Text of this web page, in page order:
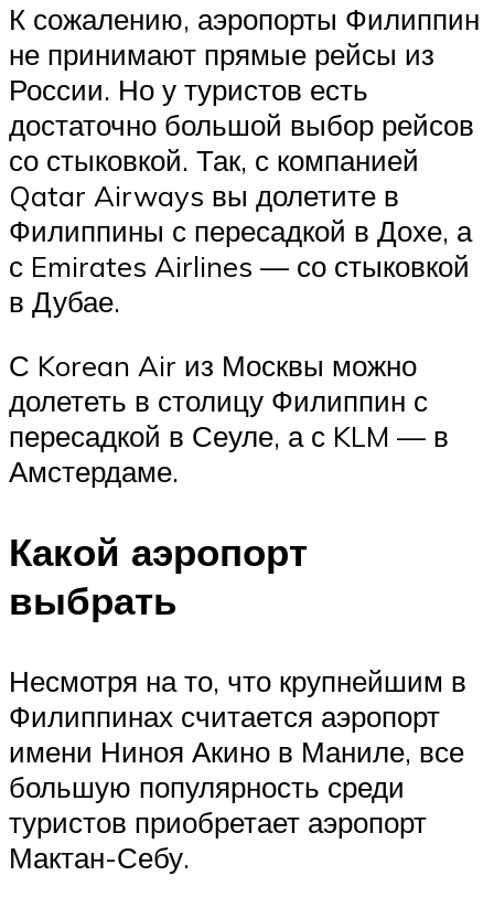
К сожалению, аэропорты Филиппин
не принимают прямые рейсы из
России. Но у туристов есть
достаточно большой выбор рейсов
со стыковкой. Так, с компанией
Qatar Airways вы долетите в
Филиппины с пересадкой в Дохе, а
с Emirates Airlines — со стыковкой
в Дубае.
С Korean Air из Москвы можно
долететь в столицу Филиппин с
пересадкой в Сеуле, а с KLM — в
Амстердаме.
Какой аэропорт
выбрать
Несмотря на то, что крупнейшим в
Филиппинах считается аэропорт
имени Ниноя Акино в Маниле, все
большую популярность среди
туристов приобретает аэропорт
Мактан-Себу.